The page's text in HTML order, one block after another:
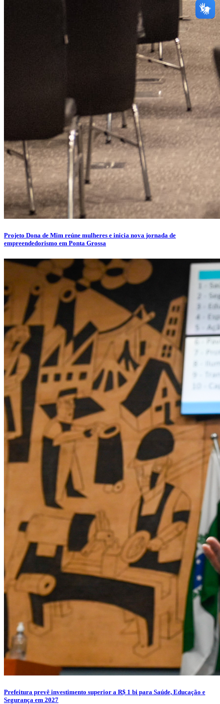
Projeto Dona de Mim reúne mulheres e inicia nova jornada de
empreendedorismo em Ponta Grossa
Prefeitura prevê investimento superior a R$ 1 bi para Saúde, Educação e
Segurança em 2027